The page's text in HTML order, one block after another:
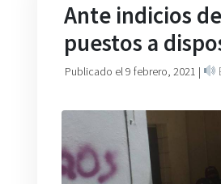
Ante indicios
puestos a
Publicado el 9 febrero, 2021 |